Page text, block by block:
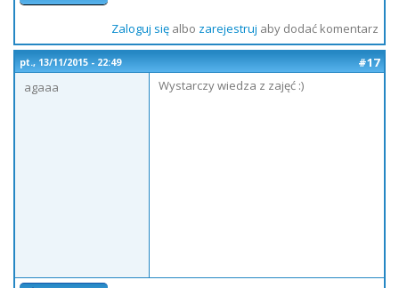
Zaloguj sięalbo zarejestruj aby dodać komentarz
pt., 13/11/2015 - 22:49
#17
agaaa
Wystarczy wiedza z zajęć :)